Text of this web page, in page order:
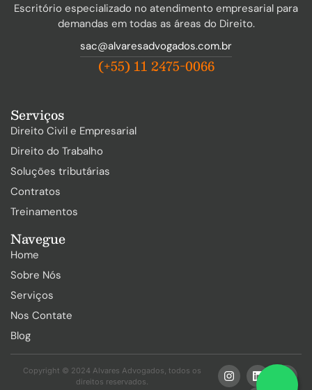
Escritório especializado no atendimento empresarial para
demandas em todas as áreas do Direito.
sac@alvaresadvogados.com.br
(+55) 11 2475-0066
Serviços
Direito Civil e Empresarial
Direito do Trabalho
Soluções tributárias
Contratos
Treinamentos
Navegue
Home
Sobre Nós
Serviços
Nos Contate
Blog
Copyright © 2024 Alvares Advogados, todos os
direitos reservados.